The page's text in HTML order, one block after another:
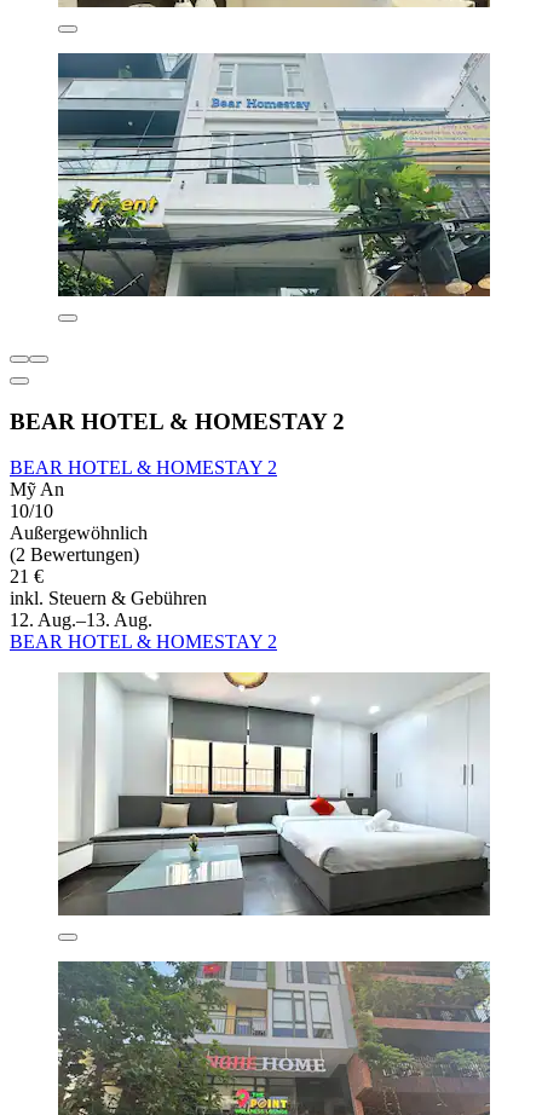
BEAR HOTEL & HOMESTAY 2
BEAR HOTEL & HOMESTAY 2
Mỹ An
10/10
Außergewöhnlich
(2 Bewertungen)
21 €
inkl. Steuern & Gebühren
12. Aug.–13. Aug.
BEAR HOTEL & HOMESTAY 2